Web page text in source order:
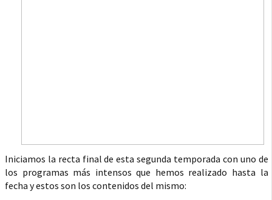
Iniciamos la recta final de esta segunda temporada con uno de
los programas más intensos que hemos realizado hasta la
fecha y estos son los contenidos del mismo: